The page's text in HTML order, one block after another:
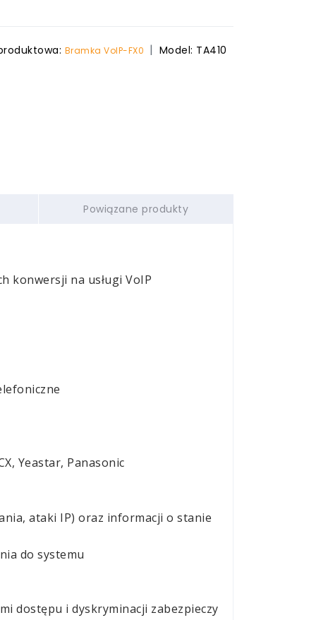
Bramka VoIP-FX0 Model: TA410
Powiązane produkty
konwersji na usługi VoIP
Yeastar, Panasonic
ataki IP) oraz informacji o stanie
do systemu
dostępu i dyskryminacji zabezpieczy